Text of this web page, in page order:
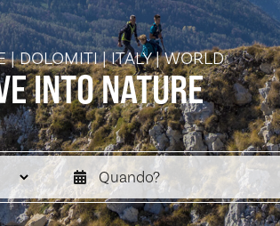
| DOLOMITI | ITALY | WORLD
INTONATURE